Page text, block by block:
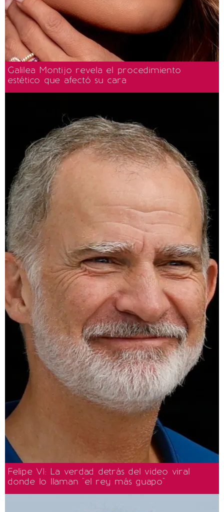
Galilea Montijo revela el procedimiento
estético que afectó su cara
Felipe VI: La verdad detrás del video viral
donde lo llaman "el rey más guapo"